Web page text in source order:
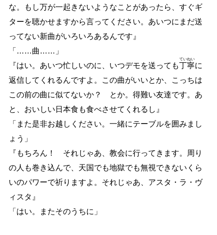
な。もし万が一起きないようなことがあったら、すぐギ
ターを聴かせますから言ってください。あいつにまだ送
ってない新曲がいろいろあるんです』
「 … …曲 … … 」
『はい。あいつ忙しいのに、いつデモを送っても丁
てい
寧
ねい
に
返信してくれるんですよ。この曲がいいとか、こっちは
この前の曲に似てないか？ とか。得難い友達です。あ
と、おいしい日本食も食べさせてくれるし』
「また是非お越しください。一緒にテーブルを囲みまし
ょう」
『もちろん！ それじゃあ、教会に行ってきます。周り
の人も巻き込んで、天国でも地獄でも無視できないくら
いのパワーで祈りますよ。それじゃあ、アスタ・ラ・ヴ
ィスタ』
「はい。またそのうちに」